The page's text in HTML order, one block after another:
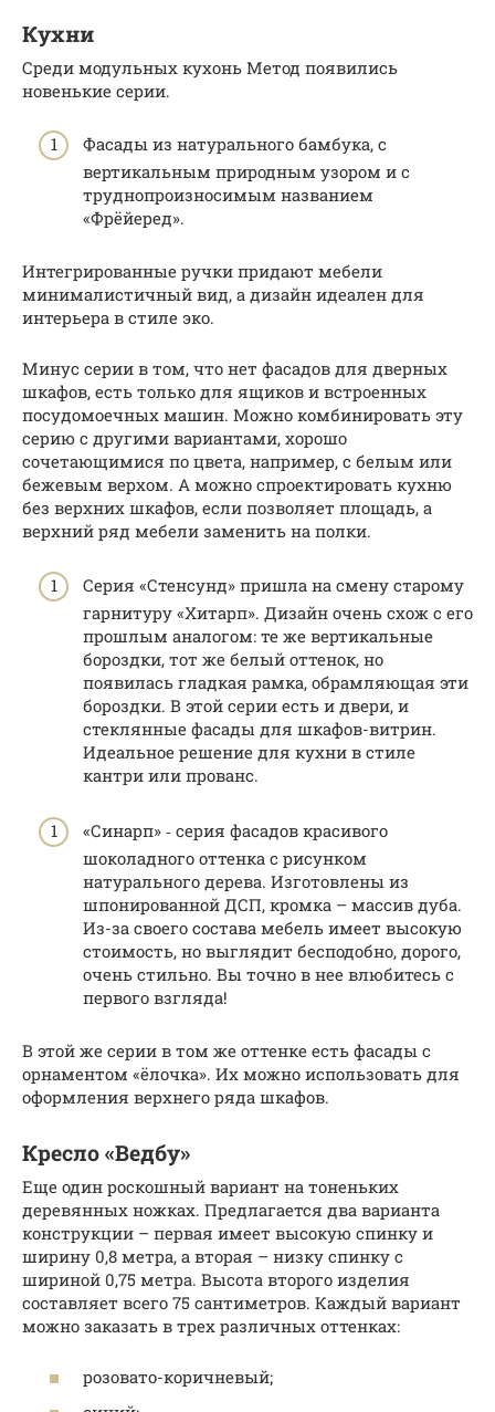
Кухни
Среди модульных кухонь Метод появились
новенькие серии.
Фасады из натурального бамбука, с
вертикальным природным узором и с
труднопроизносимым названием
«Фрёйеред».
Интегрированные ручки придают мебели
минималистичный вид, а дизайн идеален для
интерьера в стиле эко.
Минус серии в том, что нет фасадов для дверных
шкафов, есть только для ящиков и встроенных
посудомоечных машин. Можно комбинировать эту
серию с другими вариантами, хорошо
сочетающимися по цвета, например, с белым или
бежевым верхом. А можно спроектировать кухню
без верхних шкафов, если позволяет площадь, а
верхний ряд мебели заменить на полки.
Серия «Стенсунд» пришла на смену старому
гарнитуру «Хитарп». Дизайн очень схож с его
прошлым аналогом: те же вертикальные
бороздки, тот же белый оттенок, но
появилась гладкая рамка, обрамляющая эти
бороздки. В этой серии есть и двери, и
стеклянные фасады для шкафов-витрин.
Идеальное решение для кухни в стиле
кантри или прованс.
«Синарп» ‑ серия фасадов красивого
шоколадного оттенка с рисунком
натурального дерева. Изготовлены из
шпонированной ДСП, кромка – массив дуба.
Из-за своего состава мебель имеет высокую
стоимость, но выглядит бесподобно, дорого,
очень стильно. Вы точно в нее влюбитесь с
первого взгляда!
В этой же серии в том же оттенке есть фасады с
орнаментом «ёлочка». Их можно использовать для
оформления верхнего ряда шкафов.
Кресло «Ведбу»
Еще один роскошный вариант на тоненьких
деревянных ножках. Предлагается два варианта
конструкции – первая имеет высокую спинку и
ширину 0,8 метра, а вторая – низку спинку с
шириной 0,75 метра. Высота второго изделия
составляет всего 75 сантиметров. Каждый вариант
можно заказать в трех различных оттенках:
розовато-коричневый;